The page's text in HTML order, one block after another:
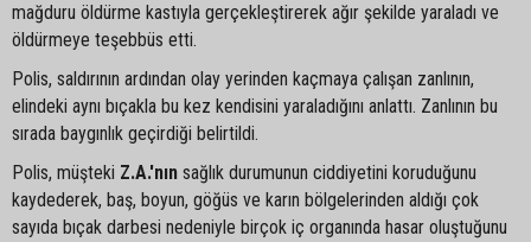
mağduru öldürme kastıyla gerçekleştirerek ağır şekilde yaraladı ve
öldürmeye teşebbüs etti.
Polis, saldırının ardından olay yerinden kaçmaya çalışan zanlının,
elindeki aynı bıçakla bu kez kendisini yaraladığını anlattı. Zanlının bu
sırada baygınlık geçirdiği belirtildi.
Polis, müşteki Z.A.'nın sağlık durumunun ciddiyetini koruduğunu
kaydederek, baş, boyun, göğüs ve karın bölgelerinden aldığı çok
sayıda bıçak darbesi nedeniyle birçok iç organında hasar oluştuğunu